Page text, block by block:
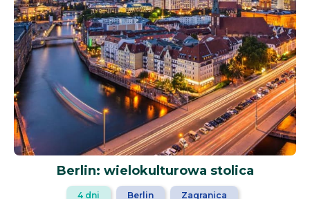
Berlin: wielokulturowa stolica
4 dni Berlin Zagranica